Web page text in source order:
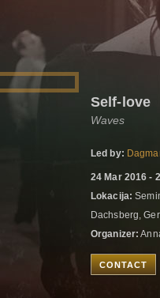
Self-love
Waves
Led by:
24 Mar 2016 -
Lokacija:
Dachsberg,
Organizer:
CONTACT